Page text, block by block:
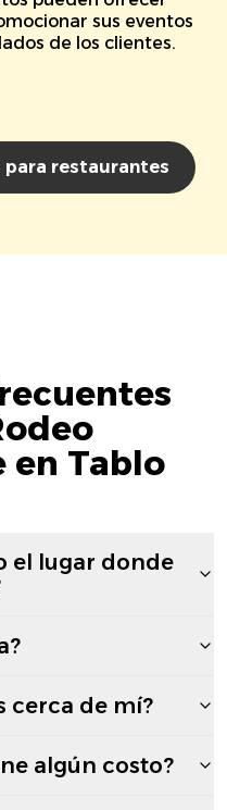
sus eventos
de los clientes.
para restaurantes
en Tablo
el lugar donde
cerca de mí?
algún costo?